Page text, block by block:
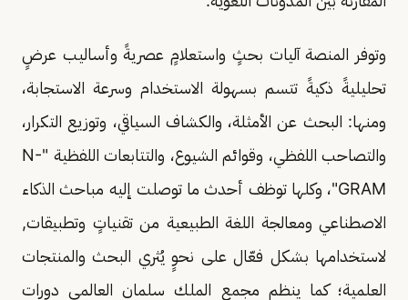
وتوفر المنصة آليات بحثٍ واستعلامٍ عصريةً وأساليب عرضٍ
تحليليةً ذكيةً تتسم بسهولة الاستخدام وسرعة الاستجابة،
ومنها: البحث عن الأمثلة، والكشاف السياقي، وتوزيع التكرار،
والتصاحب اللفظي، وقوائم الشيوع، والتتابعات اللفظية "N-
GRAM"، وكلها توظف أحدث ما توصلت إليه مباحث الذكاء
الاصطناعي ومعالجة اللغة الطبيعية من تقنياتٍ وتطبيقات,
لاستخدامها بشكل فعّال على نحوٍ يُثري البحث والمنتجات
العلمية؛ كما ينظم مجمع الملك سلمان العالمي دورات